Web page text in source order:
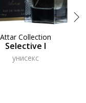
Attar Collection
Selective I
унисекс